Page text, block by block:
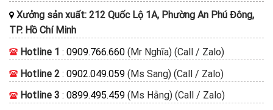
Xưởng sản xuất: 212 Quốc Lộ 1A, Phường An Phú Đông,
TP. Hồ Chí Minh
Hotline 1 : 0909.766.660 (Mr Nghĩa) (Call / Zalo)
Hotline 2 : 0902.049.059 (Ms Sang) (Call / Zalo)
Hotline 3 : 0899.495.459 (Ms Hằng) (Call / Zalo)